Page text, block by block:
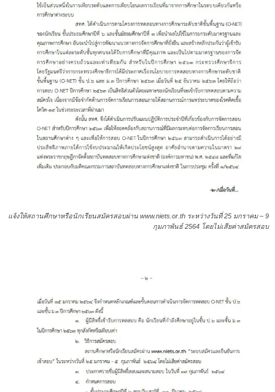
แจ้งให้สถานศึกษาหรือนักเรียนสมัครสอบผ่าน www.niets.or.th ระหว่างวันที่ 25 มกราคม – 9
กุมภาพันธ์ 2564 โดยไม่เสียค่าสมัครสอบ